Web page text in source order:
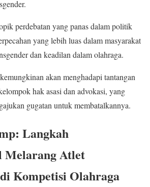
perdebatan yang panas dalam politik
yang lebih luas dalam masyarakat
dan keadilan dalam olahraga.
akan menghadapi tantangan
hak asasi dan advokasi, yang
gugatan untuk membatalkannya.
Langkah
Melarang Atlet
Kompetisi Olahraga